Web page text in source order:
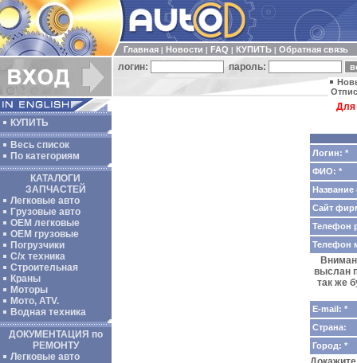
Главная Новости FAQ КУПИТЬ Обратная связь
логин: пароль:
КУПИТЬ
Весь список
По категориям
КАТАЛОГИ
ЗАПЧАСТЕЙ
Легковые авто
Грузовые авто
ОЕМ легковые
OEM грузовые
Погрузчики
С/х техника
Строительная
Краны
Моторы
Мото, ATV.
Водная техника
ДОКУМЕНТАЦИЯ по
РЕМОНТУ
Легковые авто
Для
Логин: *
ФИО: *
Сайт
Телефон
Телефон
выслан
так же
E-mail: *
Страна:
Город: *